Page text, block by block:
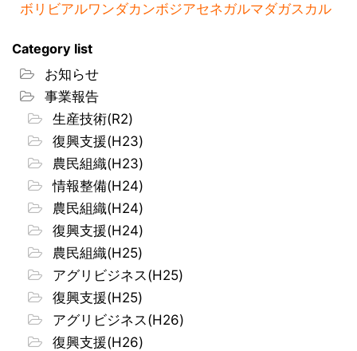
ボリビアルワンダカンボジアセネガルマダガスカル
Category list
お知らせ
事業報告
生産技術(R2)
復興支援(H23)
農民組織(H23)
情報整備(H24)
農民組織(H24)
復興支援(H24)
農民組織(H25)
アグリビジネス(H25)
復興支援(H25)
アグリビジネス(H26)
復興支援(H26)